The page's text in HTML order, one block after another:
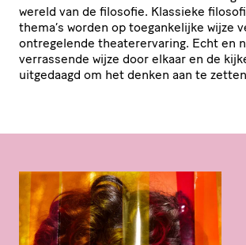
wereld van de filosofie. Klassieke
thema’s worden op toegan­ke­lijke wijze
ontre­ge­lende thea­ter­er­va­ring. Echt en
verrassende wijze door elkaar en de
uitgedaagd om het denken aan te